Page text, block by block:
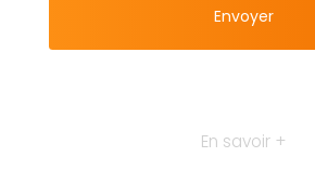
En savoir +